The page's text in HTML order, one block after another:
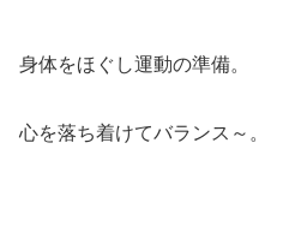
身体をほぐし運動の準備。
心を落ち着けてバランス～。